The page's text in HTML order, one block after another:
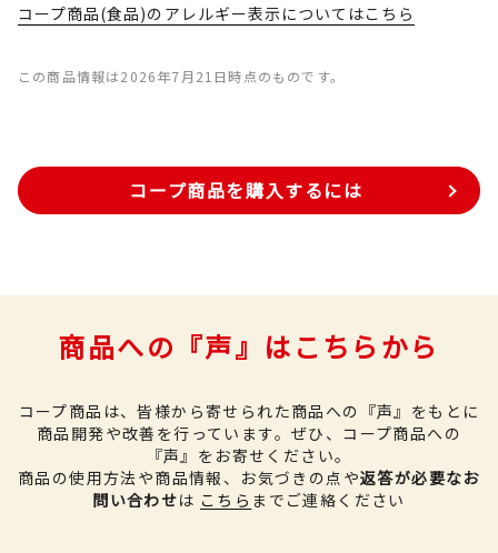
コープ商品(食品)のアレルギー表示についてはこちら
この商品情報は2026年7月21日時点のものです。
コープ商品を購入するには
商品への『声』はこちらから
コープ商品は、皆様から寄せられた商品への『声』をもとに
商品開発や改善を行っています。 ぜひ、コープ商品への
『声』をお寄せください。
商品の使用方法や商品情報、お気づきの点や返答が必要なお
問い合わせは こちら までご連絡ください